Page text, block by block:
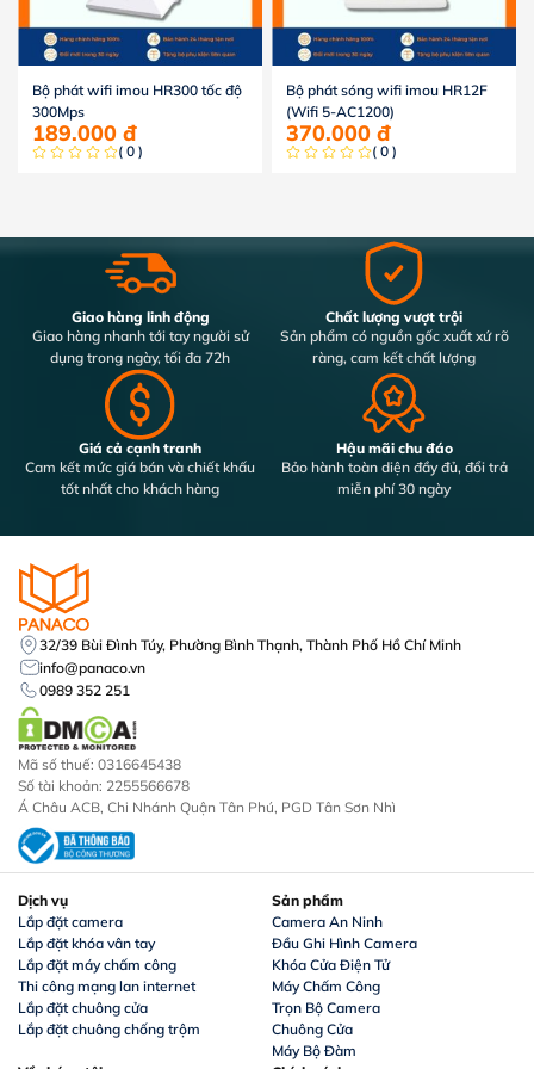
Bộ phát wifi imou HR300 tốc độ
300Mps
189.000 đ
( 0 )
Bộ phát sóng wifi imou HR12F
(Wifi 5-AC1200)
370.000 đ
( 0 )
Giao hàng linh động
Giao hàng nhanh tới tay người sử
dụng trong ngày, tối đa 72h
Chất lượng vượt trội
Sản phẩm có nguồn gốc xuất xứ rõ
ràng, cam kết chất lượng
Giá cả cạnh tranh
Cam kết mức giá bán và chiết khấu
tốt nhất cho khách hàng
Hậu mãi chu đáo
Bảo hành toàn diện đầy đủ, đổi trả
miễn phí 30 ngày
Dịch vụ
Lắp đặt camera
Lắp đặt khóa vân tay
Lắp đặt máy chấm công
Thi công mạng lan internet
Lắp đặt chuông cửa
Lắp đặt chuông chống trộm
Sản phẩm
Camera An Ninh
Đầu Ghi Hình Camera
Khóa Cửa Điện Tử
Máy Chấm Công
Trọn Bộ Camera
Chuông Cửa
Máy Bộ Đàm
32/39 Bùi Đình Túy, Phường Bình Thạnh, Thành Phố Hồ Chí Minh
info@panaco.vn
0989 352 251
Mã số thuế: 0316645438
Số tài khoản: 2255566678
Á Châu ACB, Chi Nhánh Quận Tân Phú, PGD Tân Sơn Nhì